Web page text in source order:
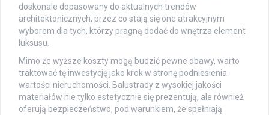
doskonale dopasowany do aktualnych trendów
architektonicznych, przez co stają się one atrakcyjnym
wyborem dla tych, którzy pragną dodać do wnętrza element
luksusu.
Mimo że wyższe koszty mogą budzić pewne obawy, warto
traktować tę inwestycję jako krok w stronę podniesienia
wartości nieruchomości. Balustrady z wysokiej jakości
materiałów nie tylko estetycznie się prezentują, ale również
oferują bezpieczeństwo, pod warunkiem, że spełniają